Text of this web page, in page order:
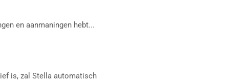
en aanmaningen hebt...
is, zal Stella automatisch